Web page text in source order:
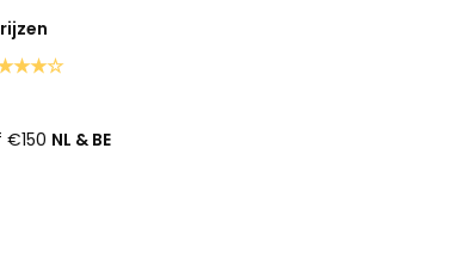
NL & BE